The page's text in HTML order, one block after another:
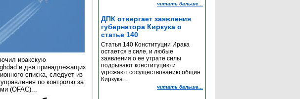
иракскую
и два принадлежащих
списка, следует из
по контролю за
(OFAC)...
читать дальше...
ДПК отвергает заявления
губернатора Киркука о
статье 140
Статья 140 Конституции Ирака
остается в силе, и любые
заявления о ее утрате силы
подрывают конституцию и
угрожают сосуществованию общин
Киркука...
читать дальше...